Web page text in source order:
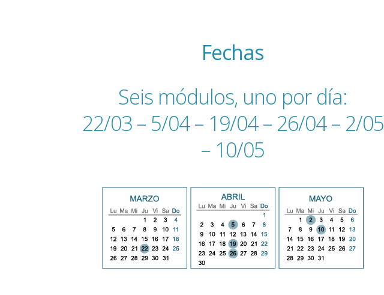
Fechas
Seis módulos, uno por día:
22/03 – 5/04 – 19/04 – 26/04 – 2/05
– 10/05